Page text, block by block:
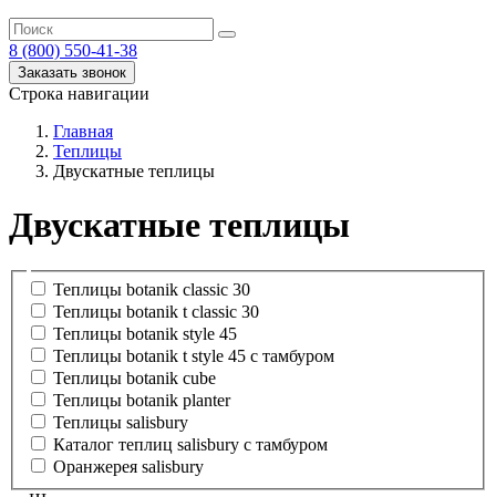
8 (800) 550-41-38
Заказать звонок
Строка навигации
Главная
Теплицы
Двускатные теплицы
Двускатные теплицы
Теплицы botanik classic 30
Теплицы botanik t classic 30
Теплицы botanik style 45
Теплицы botanik t style 45 с тамбуром
Теплицы botanik cube
Теплицы botanik planter
Теплицы salisbury
Каталог теплиц salisbury с тамбуром
Оранжерея salisbury